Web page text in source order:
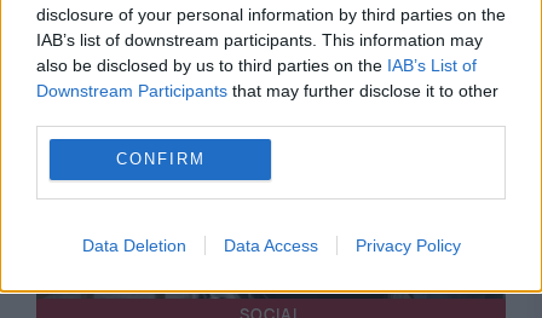
disclosure of your personal information by third parties on the
IAB’s list of downstream participants. This information may
also be disclosed by us to third parties on the IAB’s List of
Downstream Participants that may further disclose it to other
CONFIRM
Data Deletion Data Access Privacy Policy
adresa lui Bolojan